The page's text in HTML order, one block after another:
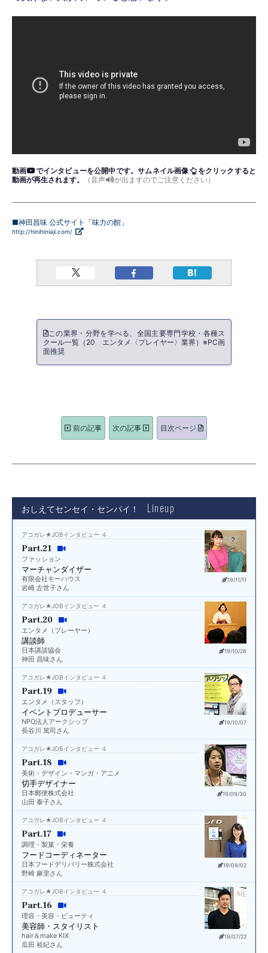
動画 でインタビューを公開中です。サムネイル画像
をクリックすると
動画が再生されます。
（音声 が出ますのでご注意ください）
■神田昌味 公式サイト「味力の館」
http://hinihiniaji.com/
この業界・分野を学べる、全国主要専門学校・各種ス
クール一覧（20 エンタメ〈プレイヤー〉業界）※PC画
面推奨
前の記事 次の記事 目次ページ
おしえてセンセイ・センパイ！ Lineup
19/11/11
アコガレ★JOBインタビュー ４
Part.21
ファッション
マーチャンダイザー
有限会社モーハウス
岩崎 左世子さん
19/10/28
アコガレ★JOBインタビュー ４
Part.20
エンタメ（プレーヤー）
講談師
日本講談協会
神田 昌味さん
19/10/07
アコガレ★JOBインタビュー ４
Part.19
エンタメ（スタッフ）
イベントプロデューサー
NPO法人アークシップ
長谷川 篤司さん
19/09/30
アコガレ★JOBインタビュー ４
Part.18
美術・デザイン・マンガ・アニメ
切手デザイナー
日本郵便株式会社
山田 泰子さん
19/09/02
アコガレ★JOBインタビュー ４
Part.17
調理・製菓・栄養
フードコーディネーター
日本フードデリバリー株式会社
野崎 麻里さん
19/07/22
アコガレ★JOBインタビュー ４
Part.16
理容・美容・ビューティ
美容師・スタイリスト
hair＆make KIX
瓜田 裕紀さん